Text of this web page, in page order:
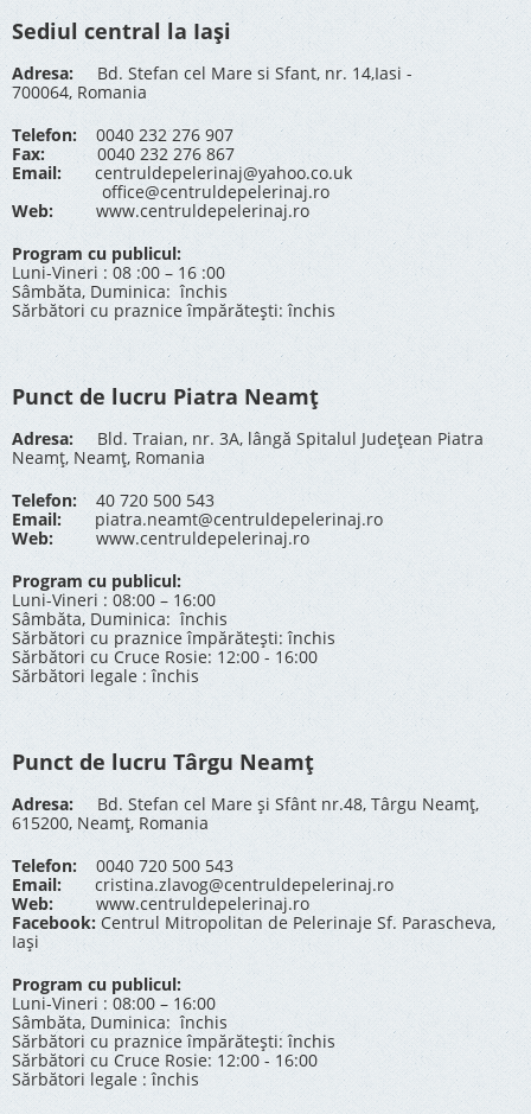
Sediul central la Iași
Adresa: Bd. Stefan cel Mare si Sfant, nr. 14,Iasi -
700064, Romania
Telefon: 0040 232 276 907
Fax: 0040 232 276 867
Email:
centruldepelerinaj@yahoo.co.uk
office@centruldepelerinaj.ro
Web:
www.centruldepelerinaj.ro
Program cu publicul:
Luni-Vineri : 08 :00 – 16 :00
Sâmbăta, Duminica: închis
Sărbători cu praznice împărătești: închis
Punct de lucru Piatra Neamț
Adresa: Bld. Traian, nr. 3A, lângă Spitalul Județean Piatra
Neamț, Neamț, Romania
Telefon:40 720 500 543
Email:
piatra.neamt@centruldepelerinaj.ro
Web:
www.centruldepelerinaj.ro
Program cu publicul:
Luni-Vineri : 08:00 – 16:00
Sâmbăta, Duminica: închis
Sărbători cu praznice împărătești: închis
Sărbători cu Cruce Rosie: 12:00 - 16:00
Sărbători legale : închis
Punct de lucru Târgu Neamț
Adresa: Bd. Stefan cel Mare și Sfânt nr.48, Târgu Neamț,
615200, Neamț, Romania
Telefon: 0040 720 500 543
Email:
cristina.zlavog@centruldepelerinaj.ro
Web:
www.centruldepelerinaj.ro
Facebook: Centrul Mitropolitan de Pelerinaje Sf. Parascheva,
Iași
Program cu publicul:
Luni-Vineri : 08:00 – 16:00
Sâmbăta, Duminica: închis
Sărbători cu praznice împărătești: închis
Sărbători cu Cruce Rosie: 12:00 - 16:00
Sărbători legale : închis